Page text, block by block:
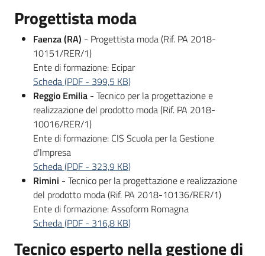
Progettista moda
Faenza (RA) - Progettista moda (Rif. PA 2018-
10151/RER/1)
Ente di formazione: Ecipar
Scheda(PDF - 399,5 KB)
Reggio Emilia - Tecnico per la progettazione e
realizzazione del prodotto moda (Rif. PA 2018-
10016/RER/1)
Ente di formazione: CIS Scuola per la Gestione
d'Impresa
Scheda(PDF - 323,9 KB)
Rimini - Tecnico per la progettazione e realizzazione
del prodotto moda (Rif. PA 2018-10136/RER/1)
Ente di formazione: Assoform Romagna
Scheda(PDF - 316,8 KB)
Tecnico esperto nella gestione di